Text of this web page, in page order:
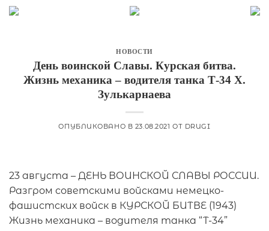
Skip
НОВОСТИ
День воинской Славы. Курская битва.
Жизнь механика – водителя танка Т-34 Х.
Зулькарнаева
ОПУБЛИКОВАНО В 23.08.2021 ОТ DRUGI
23 августа – ДЕНЬ ВОИНСКОЙ СЛАВЫ РОССИИ.
Разгром советскими войсками немецко-
фашистских войск в КУРСКОЙ БИТВЕ (1943)
Жизнь механика – водителя танка “Т-34”